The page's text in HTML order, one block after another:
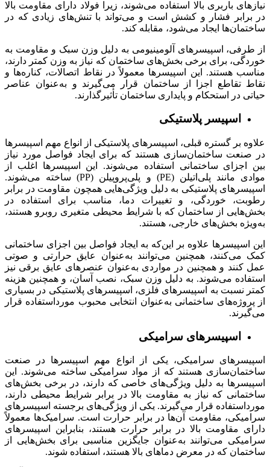
نیازهای باربری بالا استفاده می‌شوند، زیرا فولاد دارای مقاومت بالا
در برابر فشار و کشش است و می‌تواند با تنش‌های زیادی که در
ساختمان‌ها ایجاد می‌شود، مقابله کند.
از طرفی، اسپیسرهای آلومینیومی به دلیل وزن سبک و مقاومت به
خوردگی، برای برخی بخش‌های ساختمان که نیاز به وزن کمتر دارند،
مناسب هستند. این اسپیسرها معمولاً در نقاط اتصالات، کناره‌ها و
نقاط تقاطع اجزا از ساختمان قرار می‌گیرند و به‌عنوان عناصر
حیاتی در استحکام و پایداری ساختمان تأثیرگذارند.
اسپیسر پلاستیکی
علاوه بر گستره قبلی، اسپیسرهای پلاستیکی از انواع مهم اسپیسرها
در صنعت ساختمان‌سازی هستند که برای ایجاد فواصل مورد نیاز
بین اجزای ساختمانی استفاده می‌شوند. این اسپیسرها اغلب از
موادی مانند پلی‌اتیلن (PE) و پلی‌پروپیلن (PP) ساخته می‌شوند.
اسپیسرهای پلاستیکی به دلیل ویژگی‌هایی همچون مقاومت در برابر
رطوبت، خوردگی، و تغییرات دما، مناسب برای استفاده در
بخش‌هایی از ساختمان که با شرایط محیطی متغیری روبرو هستند،
به‌ویژه بخش‌های خارجی، هستند.
این اسپیسرها علاوه بر این‌که به ایجاد فواصل بین اجزای ساختمانی
کمک می‌کنند، همچنین می‌توانند به‌عنوان عایق حرارتی و صوتی
عمل کنند و همچنین در مواردی به‌عنوان عنصرهای عایق برقی نیز
استفاده می‌شوند. به دلیل وزن سبک، نصب آسان، و همچنین هزینه
کمتر نسبت به اسپیسرهای فلزی، اسپیسرهای پلاستیکی در بسیاری
از پروژه‌های ساختمانی به‌عنوان انتخابی محبوب مورداستفاده قرار
می‌گیرند.
اسپیسر‌های سرامیکی
اسپیسر‌های سرامیکی، یکی از انواع مهم اسپیسرها در صنعت
ساختمان‌سازی هستند که از مواد سرامیکی ساخته می‌شوند. این
اسپیسرها به دلیل ویژگی‌های خاصی که دارند، در برخی بخش‌های
ساختمانی که نیاز به مقاومت بالا در برابر شرایط محیطی دارند،
مورداستفاده قرار می‌گیرند. یکی از ویژگی‌های برجسته اسپیسرهای
سرامیکی، مقاومت آن‌ها در برابر حرارت است. سرامیک‌ها معمولاً
دارای مقاومت بالا در برابر حرارت هستند، بنابراین اسپیسرهای
سرامیکی می‌توانند به‌عنوان جایگزین مناسبی برای بخش‌هایی از
ساختمان که در معرض دماهای بالا هستند، استفاده شوند.